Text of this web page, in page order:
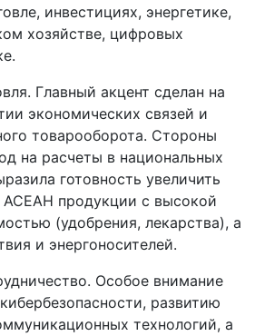
инвестициях, энергетике,
хозяйстве, цифровых
Главный акцент сделан на
экономических связей и
товарооборота. Стороны
на расчеты в национальных
готовность увеличить
АСЕАН продукции с высокой
(удобрения, лекарства), а
и энергоносителей.
Особое внимание
развитию
технологий, а